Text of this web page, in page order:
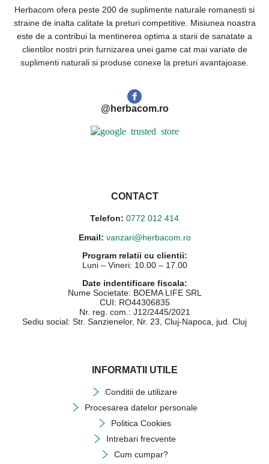
Herbacom ofera peste 200 de suplimente naturale romanesti si
straine de inalta calitate la preturi competitive. Misiunea noastra
este de a contribui la mentinerea optima a starii de sanatate a
clientilor nostri prin furnizarea unei game cat mai variate de
suplimenti naturali si produse conexe la preturi avantajoase.
@herbacom.ro
CONTACT
Telefon: 0772 012 414
Email: vanzari@herbacom.ro
Program relatii cu clientii:
Luni – Vineri: 10.00 – 17.00
Date indentificare fiscala:
Nume Societate: BOEMA LIFE SRL
CUI: RO44306835
Nr. reg. com.: J12/2445/2021
Sediu social: Str. Sanzienelor, Nr. 23, Cluj-Napoca, jud. Cluj
INFORMATII UTILE
Conditii de utilizare
Procesarea datelor personale
Politica Cookies
Intrebari frecvente
Cum cumpar?